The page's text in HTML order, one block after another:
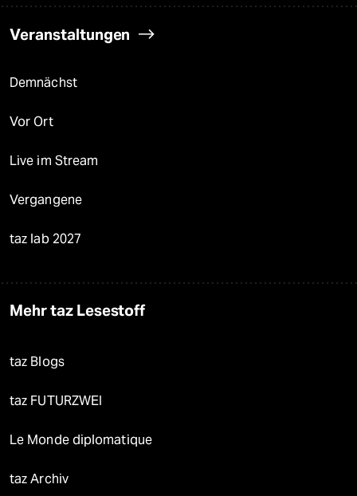
Veranstaltungen
Demnächst
Vor Ort
Live im Stream
Vergangene
taz lab 2027
Mehr taz Lesestoff
taz Blogs
taz FUTURZWEI
Le Monde diplomatique
taz Archiv